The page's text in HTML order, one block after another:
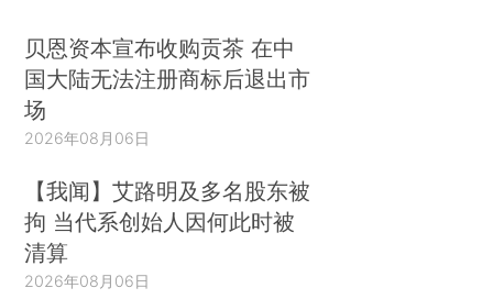
贝恩资本宣布收购贡茶 在中
国大陆无法注册商标后退出市
场
2026年08月06日
【我闻】艾路明及多名股东被
拘 当代系创始人因何此时被
清算
2026年08月06日